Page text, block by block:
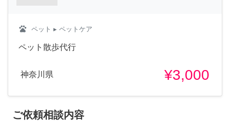
pets ペット ▸ ペットケア
ペット散歩代行
神奈川県 ¥3,000
ご依頼相談内容